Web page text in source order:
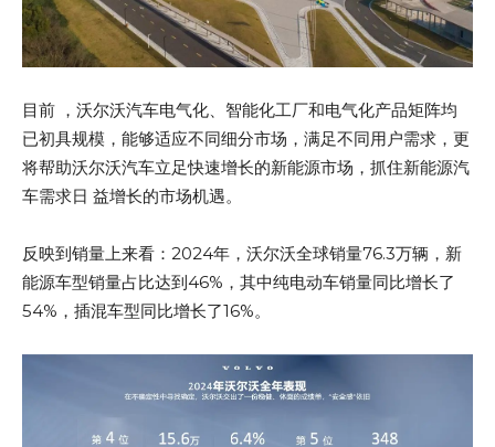
目前 ，沃尔沃汽车电气化、智能化工厂和电气化产品矩阵均
已初具规模，能够适应不同细分市场，满足不同用户需求，更
将帮助沃尔沃汽车立足快速增长的新能源市场，抓住新能源汽
车需求日 益增长的市场机遇。
反映到销量上来看：2024年，沃尔沃全球销量76.3万辆，新
能源车型销量占比达到46%，其中纯电动车销量同比增长了
54%，插混车型同比增长了16%。